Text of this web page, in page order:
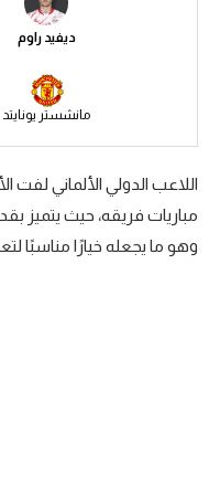
كرة يد
كرة طائرة
ديفيد راوم
مانشستر يونايتد
اللاعب الدولي الألماني لفت
مباريات فريقه، حيث يتميز
وهو ما يجعله خيارًا مناسبًا